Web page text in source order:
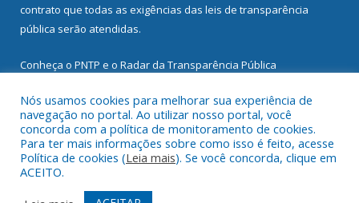
contrato que todas as exigências das leis de transparência
pública serão atendidas.
Conheça o PNTP e o Radar da Transparência Pública
Todos os direitos reservados a Prefeitura Municipal de
Mocajuba.
Nós usamos cookies para melhorar sua experiência de
navegação no portal. Ao utilizar nosso portal, você
concorda com a política de monitoramento de cookies.
Para ter mais informações sobre como isso é feito, acesse
Política de cookies (Leia mais). Se você concorda, clique em
ACEITO.